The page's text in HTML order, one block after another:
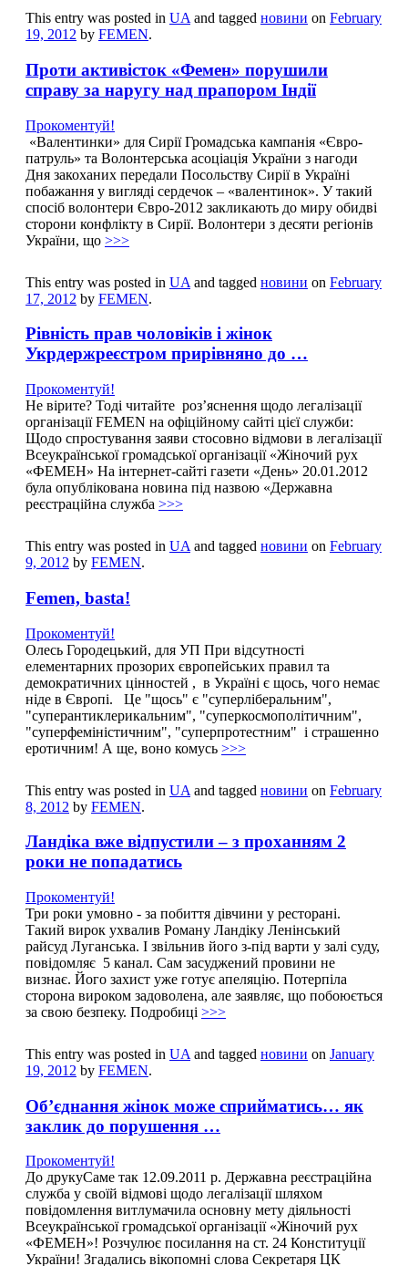
This entry was posted in UA and tagged новини on February
19, 2012 by FEMEN.
Проти активісток «Фемен» порушили
справу за наругу над прапором Індії
Прокоментуй!
«Валентинки» для Сирії Громадська кампанія «Євро-
патруль» та Волонтерська асоціація України з нагоди
Дня закоханих передали Посольству Сирії в Україні
побажання у вигляді сердечок – «валентинок». У такий
спосіб волонтери Євро-2012 закликають до миру обидві
сторони конфлікту в Сирії. Волонтери з десяти регіонів
України, що >>>
This entry was posted in UA and tagged новини on February
17, 2012 by FEMEN.
Рівність прав чоловіків і жінок
Укрдержреєстром прирівняно до …
Прокоментуй!
Не вірите? Тоді читайте роз’яснення щодо легалізації
організації FEMEN на офіційному сайті цієї служби:
Щодо спростування заяви стосовно відмови в легалізації
Всеукраїнської громадської організації «Жіночий рух
«ФЕМЕН» На інтернет-сайті газети «День» 20.01.2012
була опублікована новина під назвою «Державна
реєстраційна служба >>>
This entry was posted in UA and tagged новини on February
9, 2012 by FEMEN.
Femen, basta!
Прокоментуй!
Олесь Городецький, для УП При відсутності
елементарних прозорих європейських правил та
демократичних цінностей , в Україні є щось, чого немає
ніде в Європі. Це "щось" є "суперліберальним",
"суперантиклерикальним", "суперкосмополітичним",
"суперфеміністичним", "суперпротестним" і страшенно
еротичним! А ще, воно комусь >>>
This entry was posted in UA and tagged новини on February
8, 2012 by FEMEN.
Ландіка вже відпустили – з проханням 2
роки не попадатись
Прокоментуй!
Три роки умовно - за побиття дівчини у ресторані.
Такий вирок ухвалив Роману Ландіку Ленінський
райсуд Луганська. І звільнив його з-під варти у залі суду,
повідомляє 5 канал. Сам засуджений провини не
визнає. Його захист уже готує апеляцію. Потерпіла
сторона вироком задоволена, але заявляє, що побоюється
за свою безпеку. Подробиці >>>
This entry was posted in UA and tagged новини on January
19, 2012 by FEMEN.
Об’єднання жінок може сприйматись… як
заклик до порушення …
Прокоментуй!
До друкуСаме так 12.09.2011 р. Державна реєстраційна
служба у своїй відмові щодо легалізації шляхом
повідомлення витлумачила основну мету діяльності
Всеукраїнської громадської організації «Жіночий рух
«ФЕМЕН»! Розчулює посилання на ст. 24 Конституції
України! Згадались вікопомні слова Секретаря ЦК